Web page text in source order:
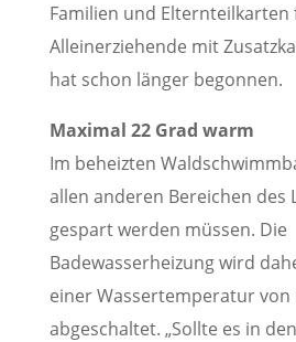
Familien und Elternteilkarten
Alleinerziehende mit
hat schon länger begonnen.
Maximal 22 Grad warm
Im beheizten
allen anderen Bereichen des
gespart werden müssen. Die
Badewasserheizung wird
einer Wassertemperatur von
abgeschaltet. „Sollte es in